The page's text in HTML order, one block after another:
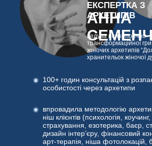
АННА
ЕКСПЕРТКА З
АРХЕТИПІВ
ведуча психологічно-
трансформаційної гри
жіночих архетипів
хранительок жіночої
впровадила методологію
ніш клієнтів (психологія, коучинг,
страхування, езотерика, баєр,
дизайн інтер’єру, фінансовий
арт-терапія, ніша фотолокацій,
100+ годин консультацій з
особистості через архетипи